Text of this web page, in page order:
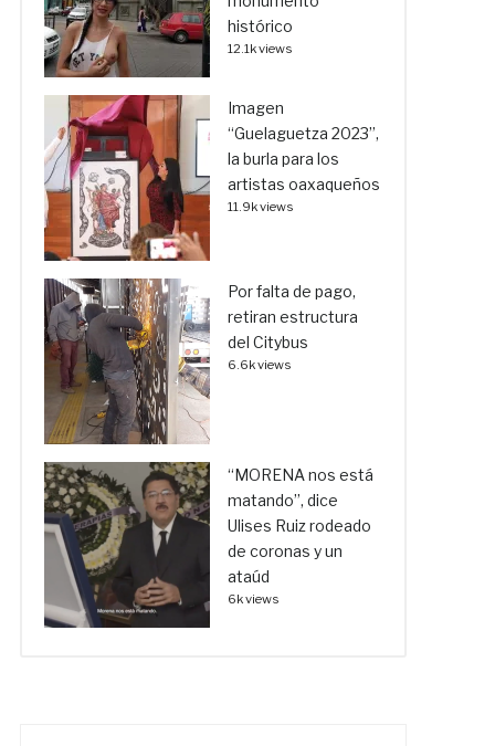
histórico
12.1k views
Imagen
“Guelaguetza 2023”,
la burla para los
artistas oaxaqueños
11.9k views
Por falta de pago,
retiran estructura
del Citybus
6.6k views
“MORENA nos está
matando”, dice
Ulises Ruiz rodeado
de coronas y un
ataúd
6k views